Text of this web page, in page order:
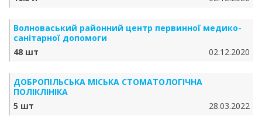
Волноваський районний центр первинної медико-
санітарної допомоги
48 шт
02.12.2020
ДОБРОПІЛЬСЬКА МІСЬКА СТОМАТОЛОГІЧНА
ПОЛІКЛІНІКА
5 шт
28.03.2022